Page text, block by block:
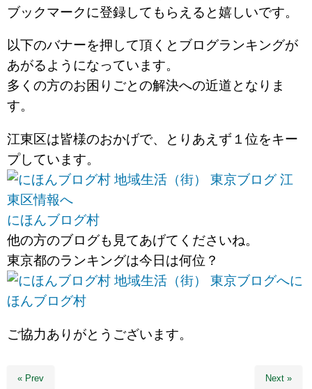
ブックマークに登録してもらえると嬉しいです。
以下のバナーを押して頂くとブログランキングが
あがるようになっています。
多くの方のお困りごとの解決への近道となりま
す。
江東区は皆様のおかげで、とりあえず１位をキー
プしています。
にほんブログ村
他の方のブログも見てあげてくださいね。
東京都のランキングは今日は何位？
に
ほんブログ村
ご協力ありがとうございます。
« Prev Next »